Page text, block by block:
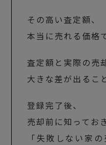
その高い査定額、
本当に売れる価格
査定額と実際の売
大きな差が出るこ
登録完了後、
売却前に知ってお
「失敗しない家